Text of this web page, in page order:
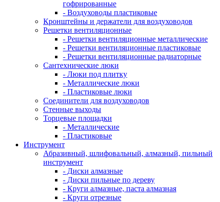
гофрированные
- Воздуховоды пластиковые
Кронштейны и держатели для воздуховодов
Решетки вентиляционные
- Решетки вентиляционные металлические
- Решетки вентиляционные пластиковые
- Решетки вентиляционные радиаторные
Сантехнические люки
- Люки под плитку
- Металлические люки
- Пластиковые люки
Соединители для воздуховодов
Стенные выходы
Торцевые площадки
- Металлические
- Пластиковые
Инструмент
Абразивный, шлифовальный, алмазный, пильный
инструмент
- Диски алмазные
- Диски пильные по дереву
- Круги алмазные, паста алмазная
- Круги отрезные